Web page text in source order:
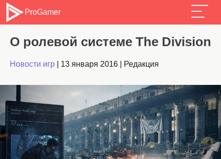
ProGamer
О ролевой системе The Division
Новости игр 13 января 2016 Редакция